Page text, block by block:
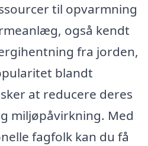
til opvarmning
også kendt
fra jorden,
blandt
at reducere deres
miljøpåvirkning. Med
fagfolk kan du få